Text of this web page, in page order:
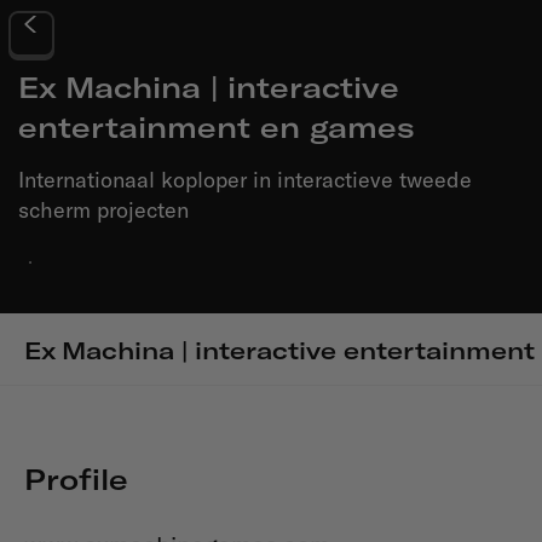
Ex Machina | interactive
entertainment en games
Internationaal koploper in interactieve tweede
scherm projecten
·
Ex Machina | interactive entertainment
Profile